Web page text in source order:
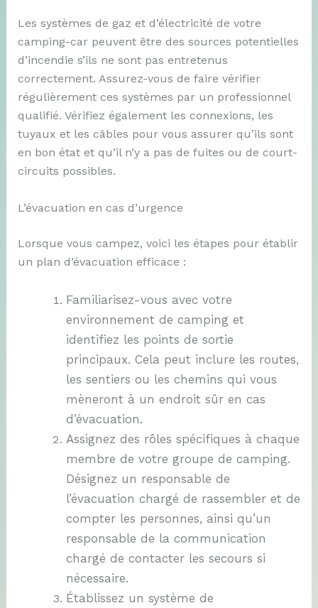
Les systèmes de gaz et d’électricité de votre
camping-car peuvent être des sources potentielles
d’incendie s’ils ne sont pas entretenus
correctement. Assurez-vous de faire vérifier
régulièrement ces systèmes par un professionnel
qualifié. Vérifiez également les connexions, les
tuyaux et les câbles pour vous assurer qu’ils sont
en bon état et qu’il n’y a pas de fuites ou de court-
circuits possibles.
L’évacuation en cas d’urgence
Lorsque vous campez, voici les étapes pour établir
un plan d’évacuation efficace :
Familiarisez-vous avec votre
environnement de camping et
identifiez les points de sortie
principaux. Cela peut inclure les routes,
les sentiers ou les chemins qui vous
mèneront à un endroit sûr en cas
d’évacuation.
Assignez des rôles spécifiques à chaque
membre de votre groupe de camping.
Désignez un responsable de
l’évacuation chargé de rassembler et de
compter les personnes, ainsi qu’un
responsable de la communication
chargé de contacter les secours si
nécessaire.
Établissez un système de